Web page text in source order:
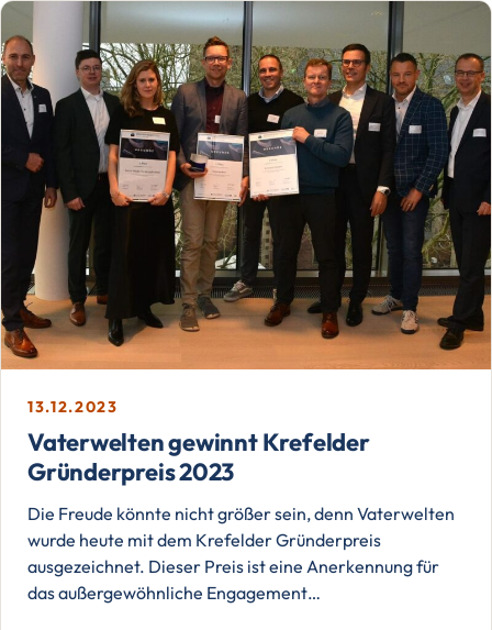
13.12.2023
Vaterwelten gewinnt Krefelder
Gründerpreis 2023
Die Freude könnte nicht größer sein, denn Vaterwelten
wurde heute mit dem Krefelder Gründerpreis
ausgezeichnet. Dieser Preis ist eine Anerkennung für
das außergewöhnliche Engagement…